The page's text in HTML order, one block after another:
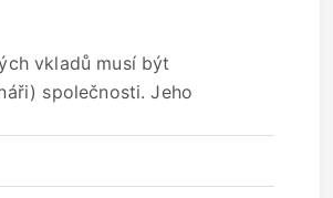
vkladů musí být
společnosti. Jeho